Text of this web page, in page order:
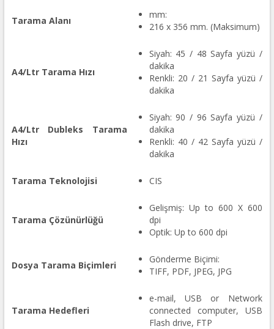
Tarama Alanı
mm:
216 x 356 mm. (Maksimum)
A4/Ltr Tarama Hızı
Siyah: 45 / 48 Sayfa yüzü /
dakika
Renkli: 20 / 21 Sayfa yüzü /
dakika
A4/Ltr Dubleks Tarama
Hızı
Siyah: 90 / 96 Sayfa yüzü /
dakika
Renkli: 40 / 42 Sayfa yüzü /
dakika
Tarama Teknolojisi CIS
Tarama Çözünürlüğü
Gelişmiş: Up to 600 X 600
dpi
Optik: Up to 600 dpi
Dosya Tarama Biçimleri
Gönderme Biçimi:
TIFF, PDF, JPEG, JPG
Tarama Hedefleri
e-mail, USB or Network
connected computer, USB
Flash drive, FTP